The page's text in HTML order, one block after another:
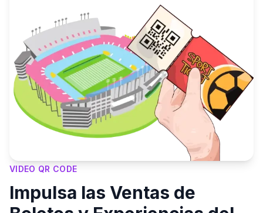
VIDEO QR CODE
Impulsa las Ventas de